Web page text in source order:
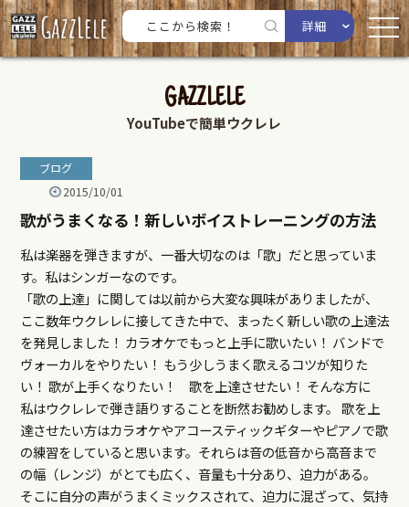
詳細
GAZZLELE
YouTubeで簡単ウクレレ
ブログ
2015/10/01
歌がうまくなる！新しいボイストレーニングの方法
私は楽器を弾きますが、一番大切なのは「歌」だと思っていま
す。私はシンガーなのです。
「歌の上達」に関しては以前から大変な興味がありましたが、
ここ数年ウクレレに接してきた中で、まったく新しい歌の上達法
を発見しました！ カラオケでもっと上手に歌いたい！ バンドで
ヴォーカルをやりたい！ もう少しうまく歌えるコツが知りた
い！ 歌が上手くなりたい！ 歌を上達させたい！ そんな方に
私はウクレレで弾き語りすることを断然お勧めします。 歌を上
達させたい方はカラオケやアコースティックギターやピアノで歌
の練習をしていると思います。それらは音の低音から高音まで
の幅（レンジ）がとても広く、音量も十分あり、迫力がある。
そこに自分の声がうまくミックスされて、迫力に混ざって、気持